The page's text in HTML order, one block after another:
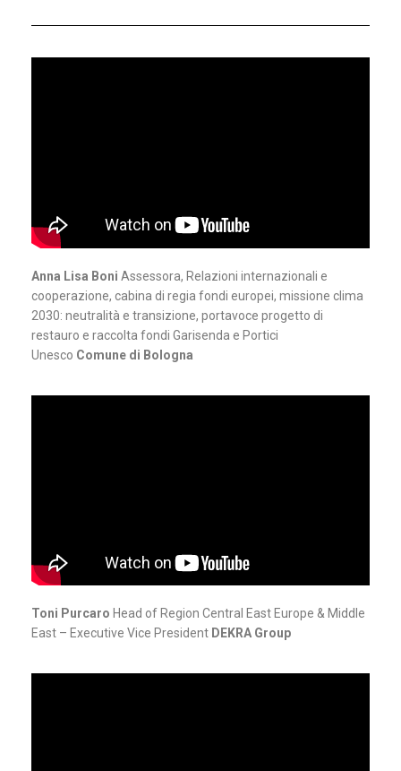
Anna Lisa Boni Assessora, Relazioni internazionali e
cooperazione, cabina di regia fondi europei, missione clima
2030: neutralità e transizione, portavoce progetto di
restauro e raccolta fondi Garisenda e Portici
Unesco Comune di Bologna
Toni Purcaro Head of Region Central East Europe & Middle
East – Executive Vice President DEKRA Group